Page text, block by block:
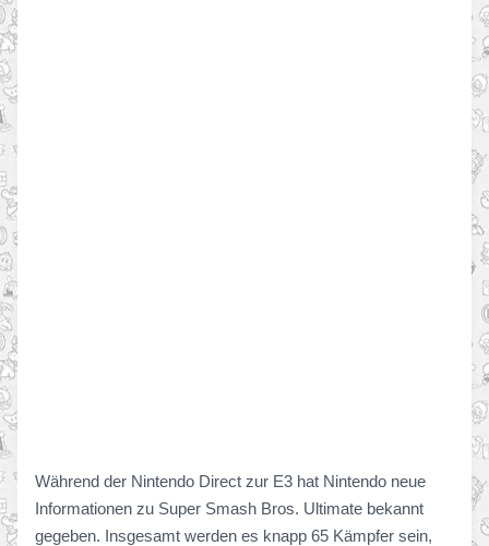
Während der Nintendo Direct zur E3 hat Nintendo neue
Informationen zu Super Smash Bros. Ultimate bekannt
gegeben. Insgesamt werden es knapp 65 Kämpfer sein,